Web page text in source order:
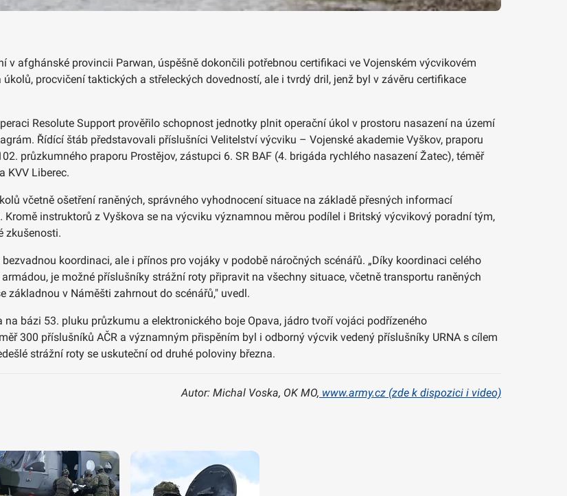
v afghánské provincii Parwan, úspěšně dokončili potřebnou certifikaci ve Vojenském výcvikovém
procvičení taktických a střeleckých dovedností, ale i tvrdý dril, jenž byl v závěru certifikace
Resolute Support prověřilo schopnost jednotky plnit operační úkol v prostoru nasazení na území
Řídící štáb představovali příslušníci Velitelství výcviku – Vojenské akademie Vyškov, praporu
průzkumného praporu Prostějov, zástupci 6. SR BAF (4. brigáda rychlého nasazení Žatec), téměř
KVV Liberec.
včetně ošetření raněných, správného vyhodnocení situace na základě přesných informací
instruktorů z Vyškova se na výcviku významnou měrou podílel i Britský výcvikový poradní tým,
zkušenosti.
koordinaci, ale i přínos pro vojáky v podobě náročných scénářů. „Díky koordinaci celého
je možné příslušníky strážní roty připravit na všechny situace, včetně transportu raněných
základnou v Náměšti zahrnout do scénářů," uvedl.
bázi 53. pluku průzkumu a elektronického boje Opava, jádro tvoří vojáci podřízeného
300 příslušníků AČR a významným přispěním byl i odborný výcvik vedený příslušníky URNA s cílem
strážní roty se uskuteční od druhé poloviny března.
Autor: Michal Voska, OK MO, www.army.cz (zde k dispozici i video)